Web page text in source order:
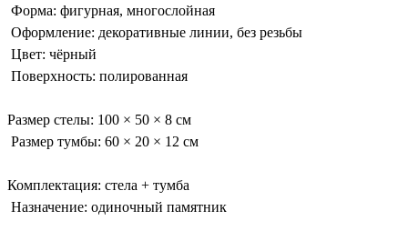
Форма: фигурная, многослойная
Оформление: декоративные линии, без резьбы
Цвет: чёрный
Поверхность: полированная
Размер стелы: 100 × 50 × 8 см
Размер тумбы: 60 × 20 × 12 см
Комплектация: стела + тумба
Назначение: одиночный памятник